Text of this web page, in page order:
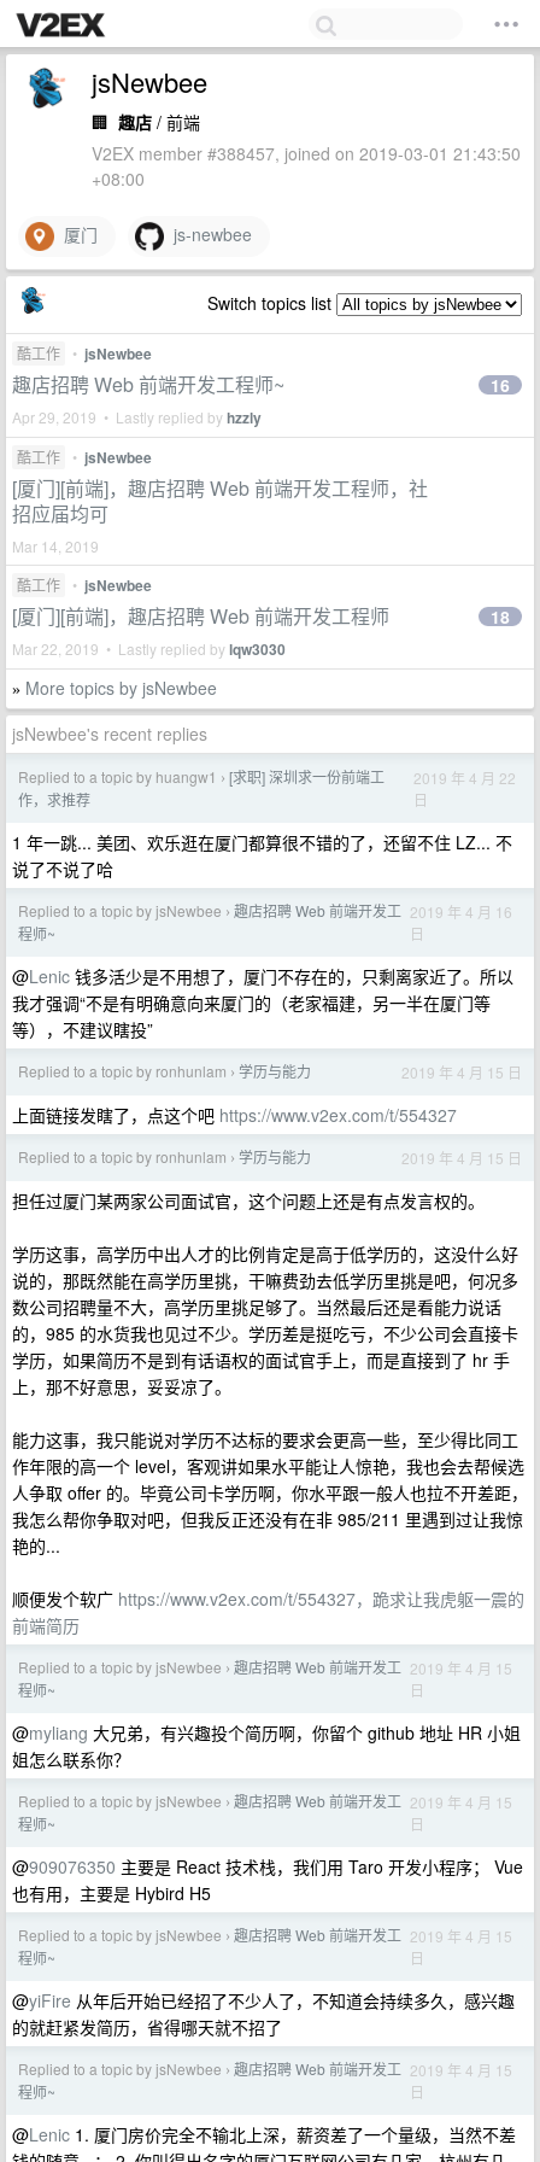
jsNewbee
🏢 趣店 / 前端
V2EX member #388457, joined on 2019-03-01 21:43:50
+08:00
厦门 js-newbee
Switch topics list
酷工作 • jsNewbee
趣店招聘 Web 前端开发工程师~
Apr 29, 2019 • Lastly replied byhzzly
16
酷工作 • jsNewbee
[厦门][前端]，趣店招聘 Web 前端开发工程师，社
招应届均可
Mar 14, 2019
酷工作
• jsNewbee
[厦门][前端]，趣店招聘 Web 前端开发工程师
Mar 22, 2019 • Lastly replied bylqw3030
18
» More topics by jsNewbee
jsNewbee's recent replies
Replied to a topic by huangw1 › [求职] 深圳求一份前端工
作，求推荐
2019 年 4 月 22
日
1 年一跳... 美团、欢乐逛在厦门都算很不错的了，还留不住 LZ... 不
说了不说了哈
Replied to a topic by jsNewbee › 趣店招聘 Web 前端开发工
程师~
2019 年 4 月 16
日
@Lenic 钱多活少是不用想了，厦门不存在的，只剩离家近了。所以
我才强调“不是有明确意向来厦门的（老家福建，另一半在厦门等
等），不建议瞎投”
Replied to a topic by ronhunlam › 学历与能力 2019 年 4 月 15 日
上面链接发瞎了，点这个吧 https://www.v2ex.com/t/554327
Replied to a topic by ronhunlam › 学历与能力 2019 年 4 月 15 日
担任过厦门某两家公司面试官，这个问题上还是有点发言权的。
学历这事，高学历中出人才的比例肯定是高于低学历的，这没什么好
说的，那既然能在高学历里挑，干嘛费劲去低学历里挑是吧，何况多
数公司招聘量不大，高学历里挑足够了。当然最后还是看能力说话
的，985 的水货我也见过不少。学历差是挺吃亏，不少公司会直接卡
学历，如果简历不是到有话语权的面试官手上，而是直接到了 hr 手
上，那不好意思，妥妥凉了。
能力这事，我只能说对学历不达标的要求会更高一些，至少得比同工
作年限的高一个 level，客观讲如果水平能让人惊艳，我也会去帮候选
人争取 offer 的。毕竟公司卡学历啊，你水平跟一般人也拉不开差距，
我怎么帮你争取对吧，但我反正还没有在非 985/211 里遇到过让我惊
艳的...
顺便发个软广 https://www.v2ex.com/t/554327，跪求让我虎躯一震的
前端简历
Replied to a topic by jsNewbee › 趣店招聘 Web 前端开发工
程师~
2019 年 4 月 15
日
@myliang 大兄弟，有兴趣投个简历啊，你留个 github 地址 HR 小姐
姐怎么联系你？
Replied to a topic by jsNewbee › 趣店招聘 Web 前端开发工
程师~
2019 年 4 月 15
日
@909076350 主要是 React 技术栈，我们用 Taro 开发小程序； Vue
也有用，主要是 Hybird H5
Replied to a topic by jsNewbee › 趣店招聘 Web 前端开发工
程师~
2019 年 4 月 15
日
@yiFire 从年后开始已经招了不少人了，不知道会持续多久，感兴趣
的就赶紧发简历，省得哪天就不招了
Replied to a topic by jsNewbee › 趣店招聘 Web 前端开发工
程师~
2019 年 4 月 15
日
@Lenic 1. 厦门房价完全不输北上深，薪资差了一个量级，当然不差